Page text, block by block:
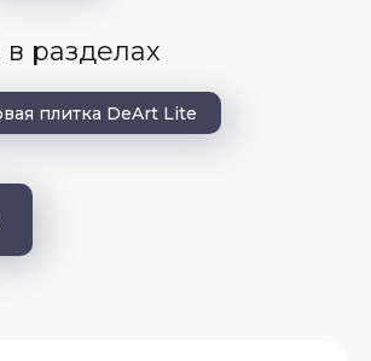
разделах
плитка DeArt Lite